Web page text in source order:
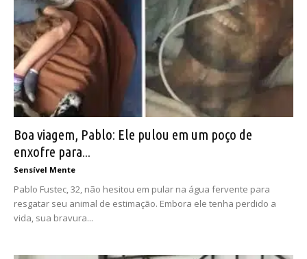
Boa viagem, Pablo: Ele pulou em um poço de
enxofre para...
Sensível Mente
Pablo Fustec, 32, não hesitou em pular na água fervente para
resgatar seu animal de estimação. Embora ele tenha perdido a
vida, sua bravura...